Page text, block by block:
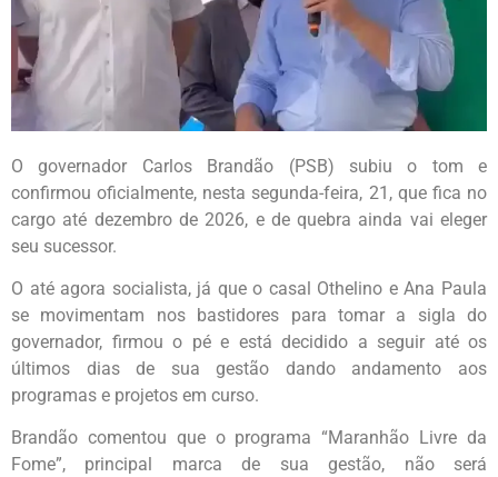
O governador Carlos Brandão (PSB) subiu o tom e
confirmou oficialmente, nesta segunda-feira, 21, que fica no
cargo até dezembro de 2026, e de quebra ainda vai eleger
seu sucessor.
O até agora socialista, já que o casal Othelino e Ana Paula
se movimentam nos bastidores para tomar a sigla do
governador, firmou o pé e está decidido a seguir até os
últimos dias de sua gestão dando andamento aos
programas e projetos em curso.
Brandão comentou que o programa “Maranhão Livre da
Fome”, principal marca de sua gestão, não será